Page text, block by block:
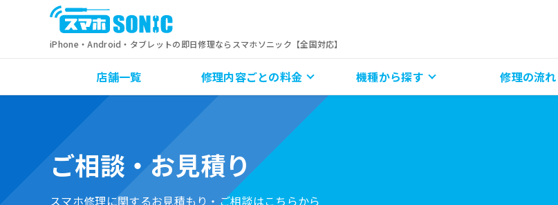
iPhone・Android・タブレットの即日修理ならスマホソニック【全国対応】
店舗一覧 修理内容ごとの料金 機種から探す 修理の流れ
ご相談・お見積り
スマホ修理に関するお見積もり・ご相談はこちらから